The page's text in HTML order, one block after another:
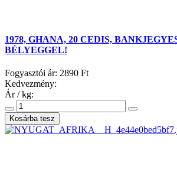
1978, GHANA, 20 CEDIS,
BÉLYEGGEL!
Fogyasztói ár: 2890 Ft
Kedvezmény:
Ár / kg: